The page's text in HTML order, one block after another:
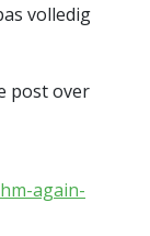
volledig
post over
again-